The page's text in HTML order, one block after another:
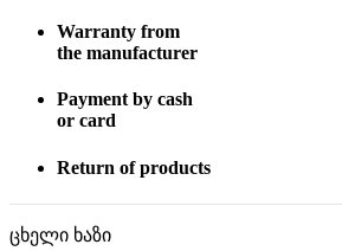
Warranty from
the manufacturer
Payment by cash
or card
Return of products
ცხელი ხაზი